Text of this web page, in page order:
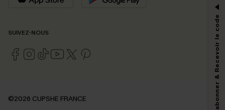
SUIVEZ-NOUS
©2026 CUPSHE FRANCE
En soumettant votre adresse e-mail, vous acceptez de recevoir des e-mails
marketing (y compris du contenu généré par l'IA) de Cupshe et
personnaliser nos contenus et nos offres, et de vous recommander des
S'abonner & Recevoir le code